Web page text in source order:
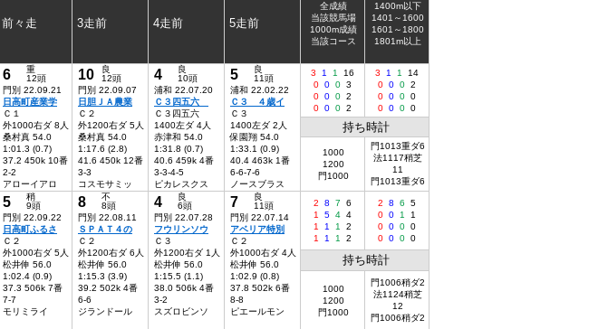
前々走 3走前 4走前 5走前
全成績
当該競馬場
1000m成績
当該コース
1400m以下
1401～1600
1601～1800
1801m以上
6
重
12頭
門別 22.09.21
日高町産業学
Ｃ１
外1000右ダ 8人
桑村真 54.0
1:01.3 (0.7)
37.2 450k 10番
2-2
アローイアロ
10
良
12頭
門別 22.09.07
日胆ＪＡ農業
Ｃ２
外1200右ダ 5人
桑村真 54.0
1:17.6 (2.8)
41.6 450k 12番
3-3
コスモサミッ
4
良
10頭
浦和 22.07.20
Ｃ３四五六
Ｃ３四五六
1400左ダ 4人
赤津和 54.0
1:31.8 (0.7)
40.6 459k 4番
3-3-4-5
ピカレスクス
5
良
11頭
浦和 22.02.22
Ｃ３ ４歳イ
Ｃ３
1400左ダ 2人
保園翔 54.0
1:33.1 (0.9)
40.4 463k 1番
6-6-7-6
ノースブラス
3 1 1
16
0 0 0 3
0 0 0 2
0 0 0 2
3 1 1
14
0 0 0 2
0 0 0 0
0 0 0 0
持ち時計
1000
1200
門1000
門1013重ダ6
法1117稍芝
11
門1013重ダ6
5
稍
9頭
門別 22.09.22
日高町ふるさ
Ｃ２
外1000右ダ 5人
松井伸 56.0
1:02.4 (0.9)
37.3 506k 7番
7-7
モリミライ
8
不
8頭
門別 22.08.11
ＳＰＡＴ４の
Ｃ２
外1200右ダ 6人
松井伸 56.0
1:15.3 (3.9)
39.2 502k 4番
6-6
ジランドール
4
良
6頭
門別 22.07.28
フウリンソウ
Ｃ３
外1200右ダ 1人
松井伸 56.0
1:15.5 (1.1)
38.0 506k 4番
3-2
スズロビンソ
7
良
11頭
門別 22.07.14
アベリア特別
Ｃ２
外1000右ダ 4人
松井伸 56.0
1:02.9 (0.8)
37.8 502k 6番
8-8
ピエールモン
2 8 7
6
1
5 4 4
1
1 1
2
1
1 1 2
2 8 6
5
0 0 1
1
0 0 0 0
0 0 0 0
持ち時計
1000
1200
門1000
門1006稍ダ2
法1124稍芝
12
門1006稍ダ2